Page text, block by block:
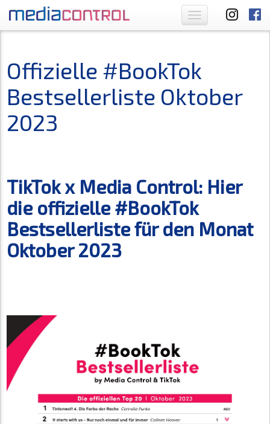
Toggle
navigation
Offizielle #BookTok
Bestsellerliste Oktober
2023
TikTok x Media Control: Hier
die offizielle #BookTok
Bestsellerliste für den Monat
Oktober 2023